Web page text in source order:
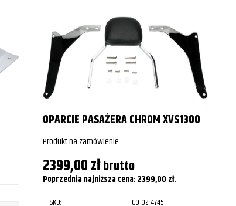
OPARCIE PASAŻERA CHROM XVS1300
Produkt na zamówienie
2399,00złbrutto
Poprzednia najniższa cena: 2399,00 zł.
SKU:
CO-02-4745